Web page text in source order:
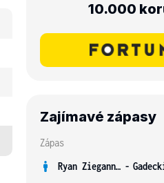
10.000
Zajímavé zápasy
Zápas
Ryan Ziegann S. -